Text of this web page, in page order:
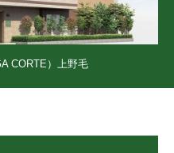
CORTE）上野毛